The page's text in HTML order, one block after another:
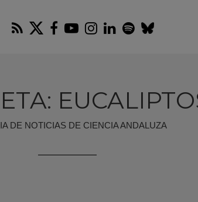
RSS Twitter
Facebook
Youtube
Instagram
LinkedIn
Spotify
DE NOTICIAS DE CIENCIA ANDALUZA